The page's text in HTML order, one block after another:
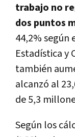
trabajo no
dos puntos
44,2%
Estadística y
también
alcanzó al
de 5,3
Según los